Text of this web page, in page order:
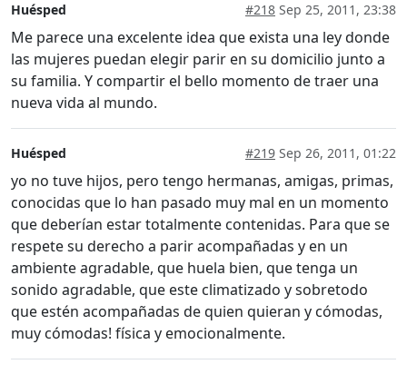
Huésped #218 Sep 25, 2011, 23:38
Me parece una excelente idea que exista una ley donde
las mujeres puedan elegir parir en su domicilio junto a
su familia. Y compartir el bello momento de traer una
nueva vida al mundo.
Huésped #219 Sep 26, 2011, 01:22
yo no tuve hijos, pero tengo hermanas, amigas, primas,
conocidas que lo han pasado muy mal en un momento
que deberían estar totalmente contenidas. Para que se
respete su derecho a parir acompañadas y en un
ambiente agradable, que huela bien, que tenga un
sonido agradable, que este climatizado y sobretodo
que estén acompañadas de quien quieran y cómodas,
muy cómodas! física y emocionalmente.